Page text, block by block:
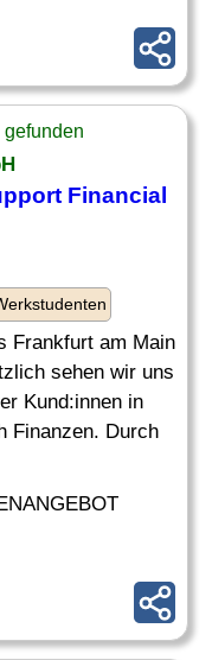
gefunden
Financial
Frankfurt am Main
sehen wir uns
Kund:innen in
Finanzen. Durch